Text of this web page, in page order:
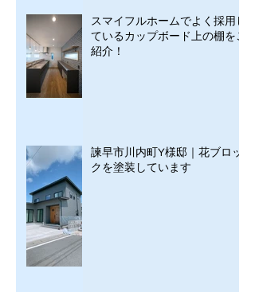
スマイフルホームでよく採用し
ているカップボード上の棚をご
紹介！
諫早市川内町Y様邸｜花ブロッ
クを塗装しています